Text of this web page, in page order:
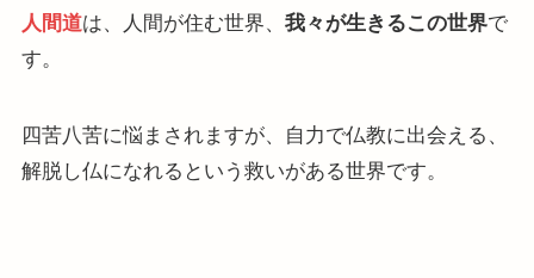
人間道は、人間が住む世界、 我々が生きるこの世界で
す。
四苦八苦に悩まされますが、自力で仏教に出会える、
解脱し仏になれるという救いがある世界です。